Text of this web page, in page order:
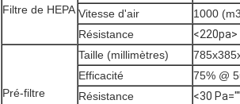
Filtre de HEPA Vitesse d'air
1000
Résistance
<220pa>
Pré-filtre
Taille (millimètres)
Efficacité
75% @
Résistance
<30